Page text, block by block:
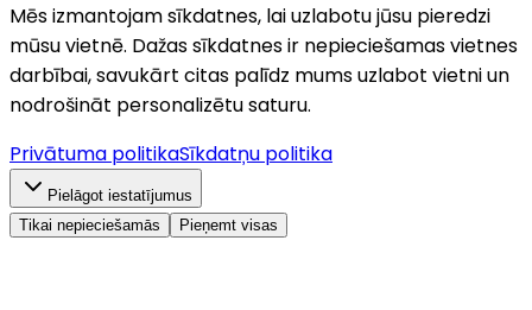
Mēs izmantojam sīkdatnes, lai uzlabotu jūsu pieredzi
mūsu vietnē. Dažas sīkdatnes ir nepieciešamas vietnes
darbībai, savukārt citas palīdz mums uzlabot vietni un
nodrošināt personalizētu saturu.
Privātuma politikaSīkdatņu politika
Pielāgot iestatījumus
Tikai nepieciešamās
Pieņemt visas